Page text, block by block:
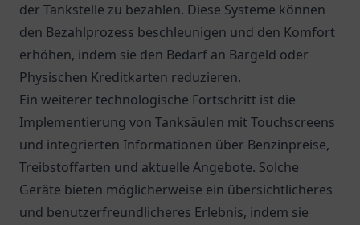
der Tankstelle zu bezahlen. Diese Systeme können
den Bezahlprozess beschleunigen und den Komfort
erhöhen, indem sie den Bedarf an Bargeld oder
Physischen Kreditkarten reduzieren.
Ein weiterer technologische Fortschritt ist die
Implementierung von Tanksäulen mit Touchscreens
und integrierten Informationen über Benzinpreise,
Treibstoffarten und aktuelle Angebote. Solche
Geräte bieten möglicherweise ein übersichtlicheres
und benutzerfreundlicheres Erlebnis, indem sie